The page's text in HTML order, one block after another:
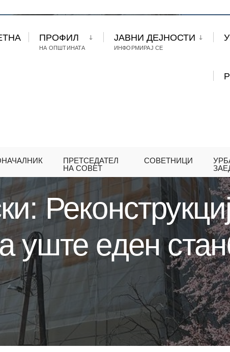
ПРОФИЛ
НА ОПШТИНАТА
ЈАВНИ ДЕЈНОСТИ
ИНФОРМИРАЈ СЕ
ПРЕТСЕДАТЕЛ
НА СОВЕТ
СОВЕТНИЦИ
РЕКОНСТРУКЦИЈА НА ФАСАДАТА НА
уште еден